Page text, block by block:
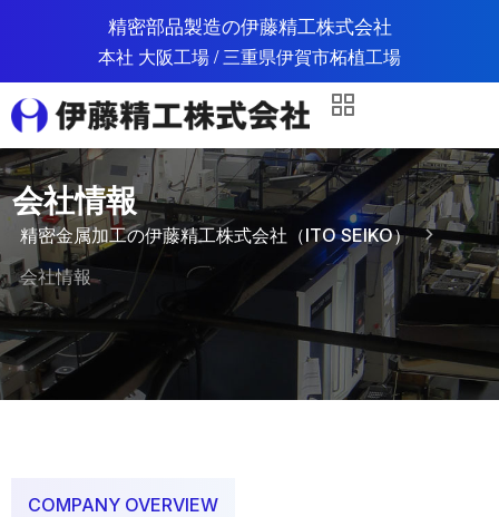
精密部品製造の伊藤精工株式会社
本社 大阪工場 / 三重県伊賀市柘植工場
会社情報
精密金属加工の伊藤精工株式会社（ITO SEIKO）
会社情報
COMPANY OVERVIEW